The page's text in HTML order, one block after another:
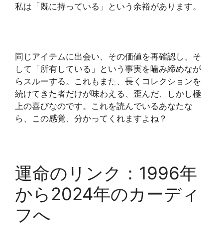
私は「既に持っている」という余裕があります。
同じアイテムに出会い、その価値を再確認し、そ
して「所有している」という事実を噛み締めなが
らスルーする。これもまた、長くコレクションを
続けてきた者だけが味わえる、歪んだ、しかし極
上の喜びなのです。これを読んでいるあなたな
ら、この感覚、分かってくれますよね？
運命のリンク：1996年
から2024年のカーディ
フへ